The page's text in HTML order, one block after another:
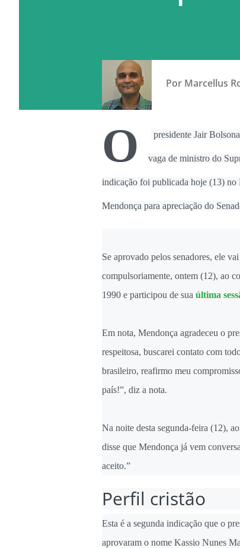
Por Marcellus
O presidente Jair
vaga de ministro do
indicação foi publicada hoje (13) no
Mendonça para apreciação do
Se aprovado pelos senadores, ele
compulsoriamente, ontem (12), ao
1990 e participou de sua última
Em nota, Mendonça agradeceu o
respeitosa, buscarei contato com
brasileiro, reafirmo meu
país!”, diz a nota.
Na noite desta segunda-feira (12),
disse que Mendonça já vem
aceito.”
Perfil cristão
Esta é a segunda indicação que o
aprovaram o nome Kassio Nunes